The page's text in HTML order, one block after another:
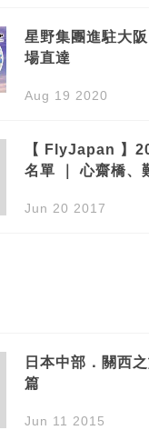
星野集團進駐大
場直達
Aug 19 2020
【 FlyJapan 】
名單 ｜ 心齋橋、
Jun 20 2017
日本中部．關西
篇
Jun 11 2015